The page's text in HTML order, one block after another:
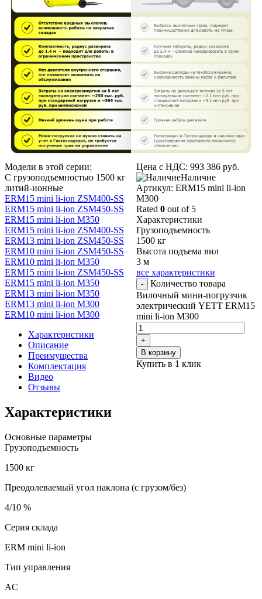
Цена с НДС: 993 386руб.
Наличие
Aртикул: ERM15 mini li-ion
M300
Rated 0out of 5
Характеристики
Грузоподъемность
1500 кг
Высота подъема вил
3 м
все характеристики
-
Количество товара
Вилочный мини-погрузчик
электрический YETT ERM15
mini li-ion M300
+
В корзину
Купить в 1 клик
Модели в этой серии:
С грузоподъемностью 1500 кг
литий-ионные
ERM15 mini li-ion ZSM400-SS
ERM15 mini li-ion ZSM450-SS
ERM15 mini li-ion M350
ERM15 mini li-ion ZSM400-SS
ERM13 mini li-ion ZSM450-SS
ERM10 mini li-ion ZSM450-SS
ERM10 mini li-ion M350
ERM15 mini li-ion ZSM450-SS
ERM15 mini li-ion M350
ERM13 mini li-ion M350
ERM13 mini li-ion M300
ERM10 mini li-ion M300
Характеристики
Описание
Преимущества
Комплектация
Видео
Отзывы
Характеристики
Основные параметры
Грузоподъемность
1500 кг
Преодолеваемый угол наклона (с грузом/без)
4/10 %
Серия склада
ERM mini li-ion
Тип управления
AC